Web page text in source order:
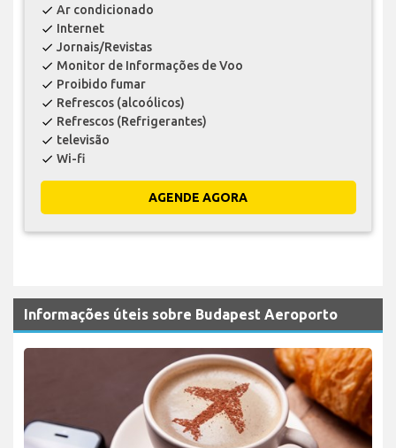
check Ar condicionado
check Internet
check Jornais/Revistas
check Monitor de Informações de Voo
check Proibido fumar
check Refrescos (alcoólicos)
check Refrescos (Refrigerantes)
check televisão
check Wi-fi
AGENDE AGORA
Informações úteis sobre Budapest Aeroporto